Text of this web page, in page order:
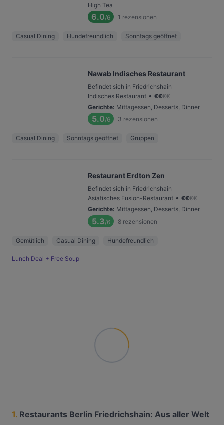
High Tea
6.0/6 1 rezensionen
Casual Dining Hundefreundlich Sonntags geöffnet
Nawab Indisches Restaurant
Befindet sich in Friedrichshain
Indisches Restaurant • €€€€
Gerichte: Mittagessen, Desserts, Dinner
5.0/6 3 rezensionen
Casual Dining Sonntags geöffnet Gruppen
Restaurant Erdton Zen
Befindet sich in Friedrichshain
Asiatisches Fusion-Restaurant • €€€€
Gerichte: Mittagessen, Desserts, Dinner
5.3/6 8 rezensionen
Gemütlich Casual Dining Hundefreundlich
Lunch Deal + Free Soup
1. Restaurants Berlin Friedrichshain: Aus aller Welt